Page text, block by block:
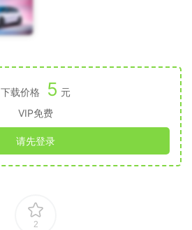
下载价格 5 元
VIP免费
请先登录
2